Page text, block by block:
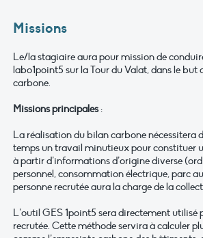
Missions
Le/la stagiaire aura pour mission de
labo1point5 sur la Tour du Valat, dans le but
carbone.
Missions principales:
La réalisation du bilan carbone nécessitera
temps un travail minutieux pour constituer
à partir d’informations d’origine diverse
personnel, consommation électrique, parc
personne recrutée aura la charge de la
L’outil GES 1point5 sera directement utilisé
recrutée. Cette méthode servira à calculer